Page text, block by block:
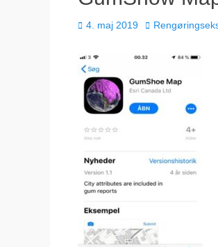
Udgivet
4. maj 2019 Forfatter